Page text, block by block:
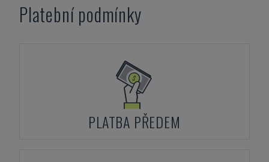
Platební podmínky
PLATBA PŘEDEM